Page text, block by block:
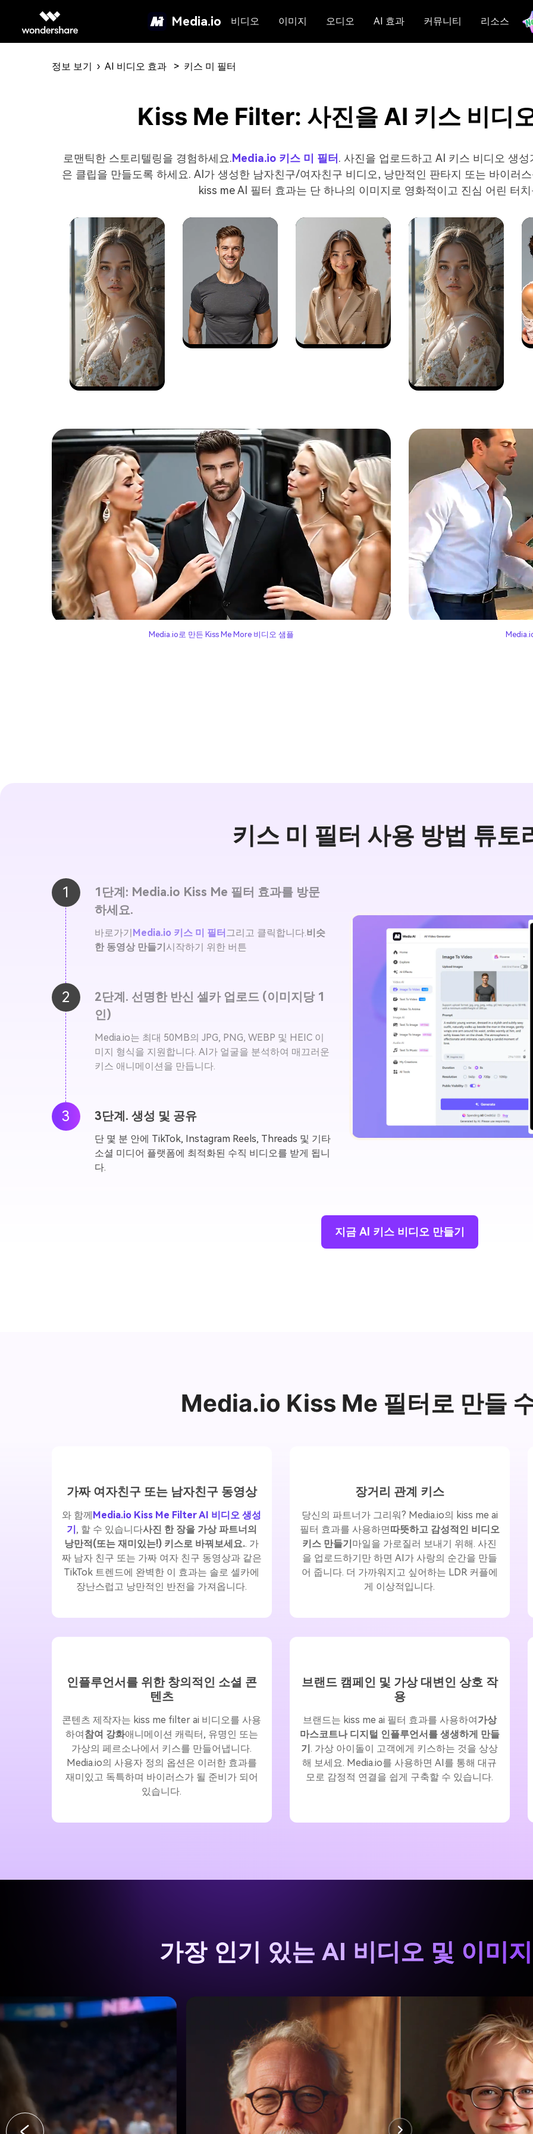
Media.io 비디오 이미지 오디오 AI 효과 커뮤니티 리소스
정보 보기 › AI 비디오 효과 > 키스 미 필터
Kiss Me Filter: 사진을 AI 키스 비디
로맨틱한 스토리텔링을 경험하세요.Media.io 키스 미 필터 . 사진을 업로드하고 AI 키스 비디오 생
은 클립을 만들도록 하세요. AI가 생성한 남자친구/여자친구 비디오, 낭만적인 판타지 또는 바이러
kiss me AI 필터 효과는 단 하나의 이미지로 영화적이고 진심 어린 터
Media.io로 만든 Kiss Me More 비디오 샘플
키스 미 필터 사용 방법 튜토
1
1단계: Media.io Kiss Me 필터 효과를 방문
하세요.
바로가기Media.io 키스 미 필터그리고 클릭합니다.비슷
한 동영상 만들기시작하기 위한 버튼
2
2단계. 선명한 반신 셀카 업로드 (이미지당 1
인)
Media.io는 최대 50MB의 JPG, PNG, WEBP 및 HEIC 이
미지 형식을 지원합니다. AI가 얼굴을 분석하여 매끄러운
키스 애니메이션을 만듭니다.
3 3단계. 생성 및 공유
단 몇 분 안에 TikTok, Instagram Reels, Threads 및 기타
소셜 미디어 플랫폼에 최적화된 수직 비디오를 받게 됩니
다.
지금 AI 키스 비디오 만들기
Media.io Kiss Me 필터로 만들
가짜 여자친구 또는 남자친구 동영상
와 함께Media.io Kiss Me Filter AI 비디오 생성
기, 할 수 있습니다사진 한 장을 가상 파트너의
낭만적(또는 재미있는!) 키스로 바꿔보세요.. 가
짜 남자 친구 또는 가짜 여자 친구 동영상과 같은
TikTok 트렌드에 완벽한 이 효과는 솔로 셀카에
장난스럽고 낭만적인 반전을 가져옵니다.
장거리 관계 키스
당신의 파트너가 그리워? Media.io의 kiss me ai
필터 효과를 사용하면따뜻하고 감성적인 비디오
키스 만들기마일을 가로질러 보내기 위해. 사진
을 업로드하기만 하면 AI가 사랑의 순간을 만들
어 줍니다. 더 가까워지고 싶어하는 LDR 커플에
게 이상적입니다.
인플루언서를 위한 창의적인 소셜 콘
텐츠
콘텐츠 제작자는 kiss me filter ai 비디오를 사용
하여참여 강화애니메이션 캐릭터, 유명인 또는
가상의 페르소나에서 키스를 만들어냅니다.
Media.io의 사용자 정의 옵션은 이러한 효과를
재미있고 독특하며 바이러스가 될 준비가 되어
있습니다.
브랜드 캠페인 및 가상 대변인 상호 작
용
브랜드는 kiss me ai 필터 효과를 사용하여가상
마스코트나 디지털 인플루언서를 생생하게 만들
기. 가상 아이돌이 고객에게 키스하는 것을 상상
해 보세요. Media.io를 사용하면 AI를 통해 대규
모로 감정적 연결을 쉽게 구축할 수 있습니다.
가장 인기 있는 AI 비디오 및 이미